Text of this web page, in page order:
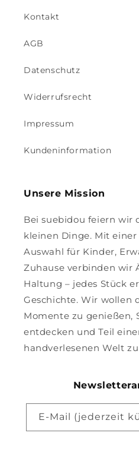
Kontakt
AGB
Datenschutz
Widerrufsrecht
Impressum
Kundeninformation
Unsere Mission
Bei suebidou feiern wir
kleinen Dinge. Mit
Auswahl für Kinder,
Zuhause verbinden wir
Haltung – jedes Stück
Geschichte. Wir wollen
Momente zu genießen,
entdecken und Teil
handverlesenen Welt
E-Mail (jederzeit